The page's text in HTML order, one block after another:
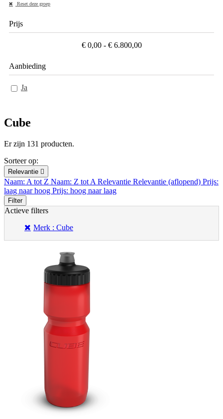
Reset deze groep
Prijs
€ 0,00 - € 6.800,00
Aanbieding
Ja
Cube
Er zijn 131 producten.
Sorteer op:
Relevantie 
Naam: A tot Z Naam: Z tot A Relevantie Relevantie (aflopend) Prijs:
laag naar hoog Prijs: hoog naar laag
Filter
Actieve filters
Merk : Cube